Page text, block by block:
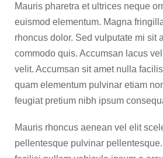
Mauris pharetra et ultrices neque
euismod elementum. Magna
rhoncus dolor. Sed vulputate mi sit
commodo quis. Accumsan lacus
velit. Accumsan sit amet nulla
quam elementum pulvinar etiam
feugiat pretium nibh ipsum
Mauris rhoncus aenean vel elit
pellentesque pulvinar